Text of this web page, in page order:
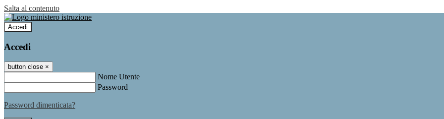
Salta al contenuto
Accedi
Accedi
button close ×
Nome Utente
Password
Password dimenticata?